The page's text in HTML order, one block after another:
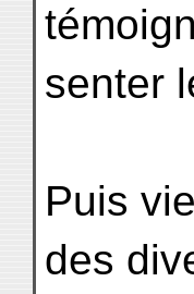
senter
Puis
des